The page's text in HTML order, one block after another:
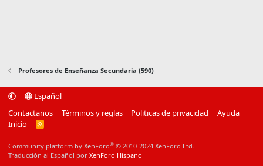
Profesores de Enseñanza Secundaria (590)
Español
Contactanos
Términos y reglas Politicas de privacidad
Ayuda
Inicio
R
Community platform by XenForo® © 2010-2024 XenForo Ltd.
Traducción al Español por XenForo Hispano